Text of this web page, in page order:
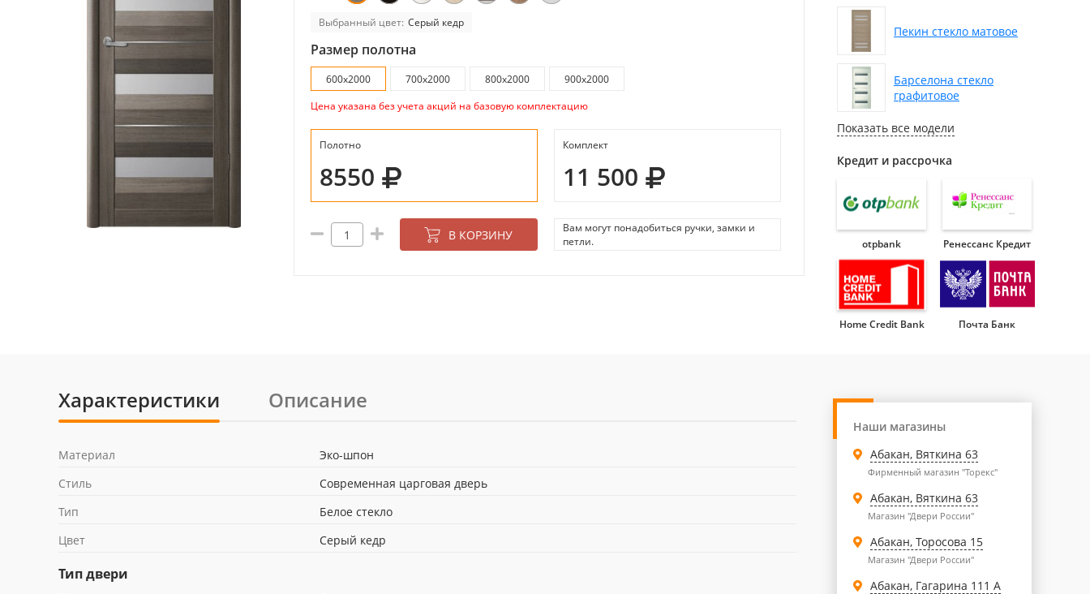
Выбранный цвет: Серый кедр
Размер полотна
600х2000 700х2000 800х2000
900х2000
Цена указана без учета акций на базовую комплектацию
Полотно
8550
Комплект
11 500
Вам могут понадобиться ручки, замки и
петли.
В КОРЗИНУ
Пекин стекло матовое
Барселона стекло
графитовое
Показать все модели
Кредит и рассрочка
otpbank Ренессанс Кредит
Home Credit Bank Почта Банк
Характеристики
Материал
Эко-шпон
Стиль
Современная царговая дверь
Тип
Белое стекло
Цвет
Серый кедр
Тип двери
Описание
Наши магазины
Абакан, Вяткина 63
Фирменный магазин "Торекс"
Абакан, Вяткина 63
Магазин "Двери России"
Абакан, Торосова 15
Магазин "Двери России"
Абакан, Гагарина 111 А